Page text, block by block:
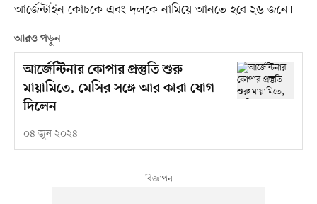
আর্জেন্টাইন কোচকে এবং দলকে নামিয়ে আনতে হবে ২৬ জনে।
আরও পড়ুন
আর্জেন্টিনার কোপার প্রস্তুতি শুরু
মায়ামিতে, মেসির সঙ্গে আর কারা যোগ
দিলেন
০৪ জুন ২০২৪